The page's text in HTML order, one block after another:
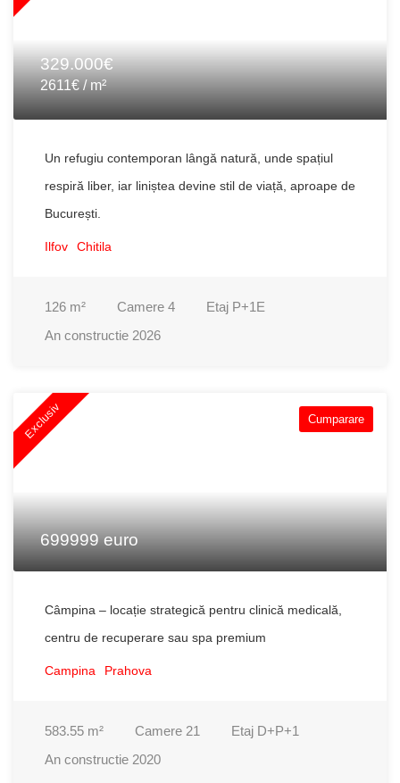
329.000€
2611€ / m²
Un refugiu contemporan lângă natură, unde spațiul
respiră liber, iar liniștea devine stil de viață, aproape de
București.
Ilfov Chitila
126 m² Camere 4 Etaj P+1E
An constructie 2026
Exclusiv Cumparare
699999 euro
Câmpina – locație strategică pentru clinică medicală,
centru de recuperare sau spa premium
Campina Prahova
583.55 m² Camere 21 Etaj D+P+1
An constructie 2020